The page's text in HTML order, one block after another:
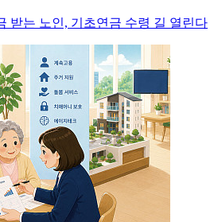
받는 노인, 기초연금 수령 길 열린다